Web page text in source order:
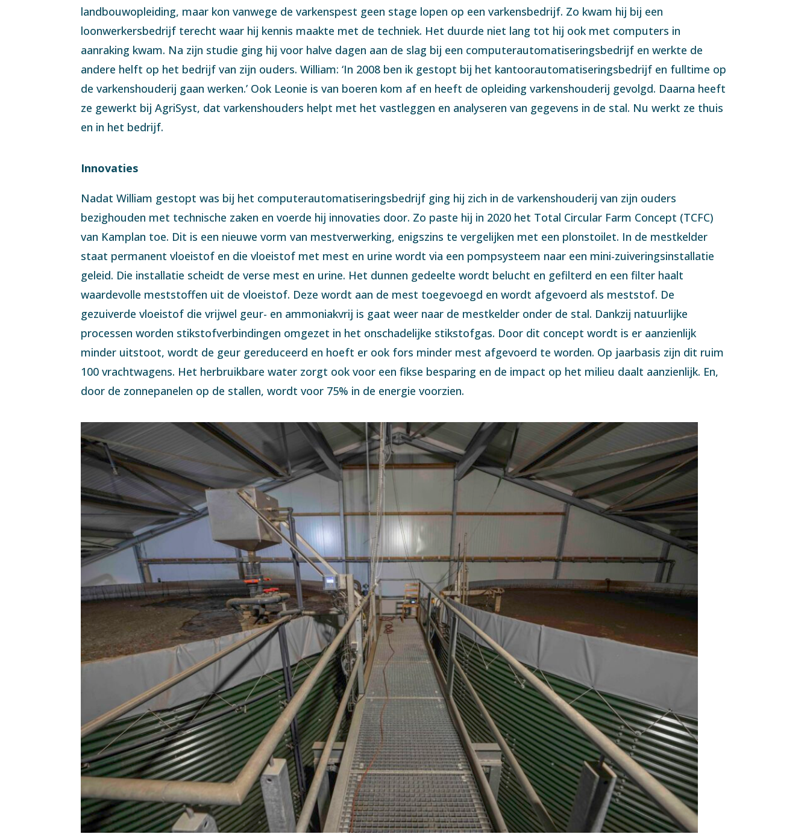
landbouwopleiding, maar kon vanwege de varkenspest geen stage lopen op een varkensbedrijf. Zo kwam hij bij een
loonwerkersbedrijf terecht waar hij kennis maakte met de techniek. Het duurde niet lang tot hij ook met computers in
aanraking kwam. Na zijn studie ging hij voor halve dagen aan de slag bij een computerautomatiseringsbedrijf en werkte de
andere helft op het bedrijf van zijn ouders. William: ‘In 2008 ben ik gestopt bij het kantoorautomatiseringsbedrijf en fulltime op
de varkenshouderij gaan werken.’ Ook Leonie is van boeren kom af en heeft de opleiding varkenshouderij gevolgd. Daarna heeft
ze gewerkt bij AgriSyst, dat varkenshouders helpt met het vastleggen en analyseren van gegevens in de stal. Nu werkt ze thuis
en in het bedrijf.
Innovaties
Nadat William gestopt was bij het computerautomatiseringsbedrijf ging hij zich in de varkenshouderij van zijn ouders
bezighouden met technische zaken en voerde hij innovaties door. Zo paste hij in 2020 het Total Circular Farm Concept (TCFC)
van Kamplan toe. Dit is een nieuwe vorm van mestverwerking, enigszins te vergelijken met een plonstoilet. In de mestkelder
staat permanent vloeistof en die vloeistof met mest en urine wordt via een pompsysteem naar een mini-zuiveringsinstallatie
geleid. Die installatie scheidt de verse mest en urine. Het dunnen gedeelte wordt belucht en gefilterd en een filter haalt
waardevolle meststoffen uit de vloeistof. Deze wordt aan de mest toegevoegd en wordt afgevoerd als meststof. De
gezuiverde vloeistof die vrijwel geur- en ammoniakvrij is gaat weer naar de mestkelder onder de stal. Dankzij natuurlijke
processen worden stikstofverbindingen omgezet in het onschadelijke stikstofgas. Door dit concept wordt is er aanzienlijk
minder uitstoot, wordt de geur gereduceerd en hoeft er ook fors minder mest afgevoerd te worden. Op jaarbasis zijn dit ruim
100 vrachtwagens. Het herbruikbare water zorgt ook voor een fikse besparing en de impact op het milieu daalt aanzienlijk. En,
door de zonnepanelen op de stallen, wordt voor 75% in de energie voorzien.